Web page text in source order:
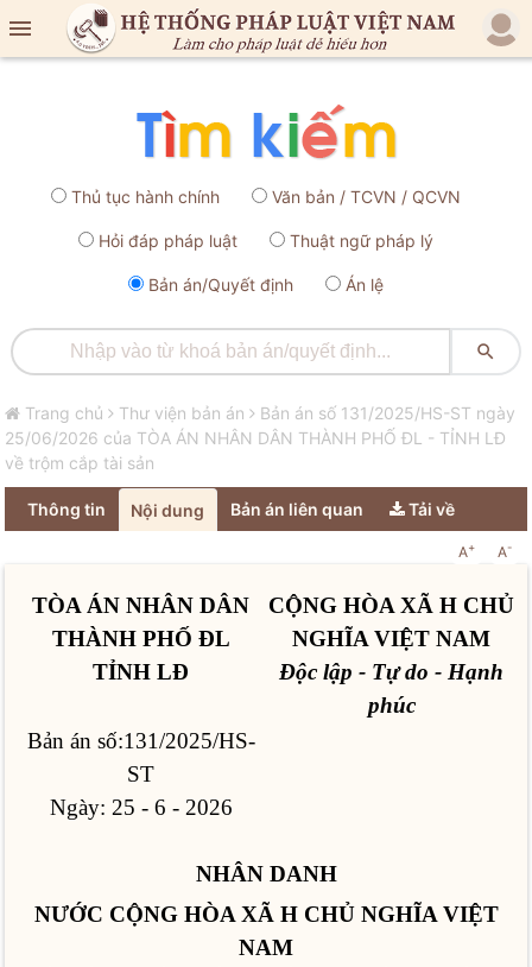

Thủ tục hành chính Văn bản / TCVN / QCVN
Hỏi đáp pháp luật Thuật ngữ pháp lý
Bản án/Quyết định Án lệ

Trang chủ Thư viện bản án
Bản án số 131/2025/HS-ST ngày
25/06/2026 của TÒA ÁN NHÂN DÂN THÀNH PHỐ ĐL - TỈNH LĐ
về trộm cắp tài sản
Thông tin Nội dung Bản án liên quan Tải về
A+ A-
TÒA ÁN NHÂN DÂN
THÀNH PHỐ ĐL
TỈNH LĐ
CỘNG HÒA XÃ H CHỦ
NGHĨA VIỆT NAM
Độc lập - Tự do - Hạnh
phúc
Bản án số:131/2025/HS-
ST
Ngày: 25 - 6 - 2026
NHÂN DANH
NƯỚC CỘNG HÒA XÃ H CHỦ NGHĨA VIỆT
NAM